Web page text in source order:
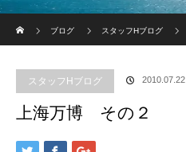
ブログ
スタッフHブログ
スタッフHブログ 2010.07.22
上海万博 その２